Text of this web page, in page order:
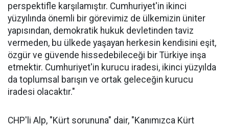
perspektifle karşılamıştır. Cumhuriyet'in ikinci
yüzyılında önemli bir görevimiz de ülkemizin üniter
yapısından, demokratik hukuk devletinden taviz
vermeden, bu ülkede yaşayan herkesin kendisini eşit,
özgür ve güvende hissedebileceği bir Türkiye inşa
etmektir. Cumhuriyet'in kurucu iradesi, ikinci yüzyılda
da toplumsal barışın ve ortak geleceğin kurucu
iradesi olacaktır."
CHP'li Alp, "Kürt sorununa" dair, "Kanımızca Kürt